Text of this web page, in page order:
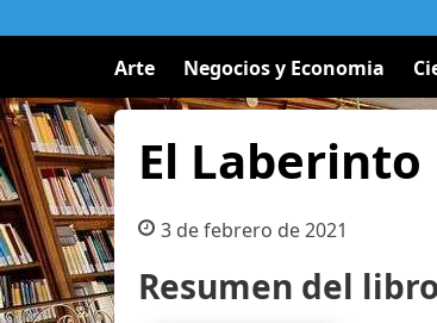
Arte Negocios y Economia
El Laberinto
3 de febrero de 2021
Resumen del libro